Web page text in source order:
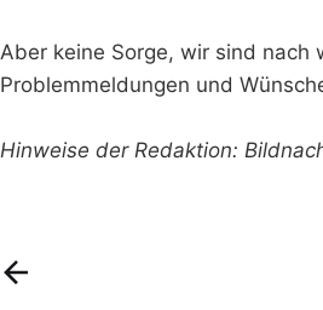
Aber keine Sorge, wir sind nach
Problemmeldungen und
Hinweise der Redaktion: